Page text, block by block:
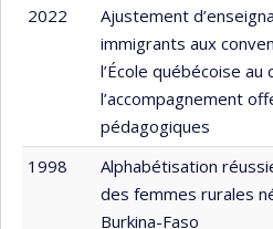
2022
Ajustement
immigrants aux
l’École québécoise
l’accompagnement
pédagogiques
1998
Alphabétisation
des femmes rurales
Burkina-Faso